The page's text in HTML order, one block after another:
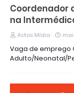
Coordenador
na
Actos Mídia
Vaga de emprego
Adulto/Neonatal/